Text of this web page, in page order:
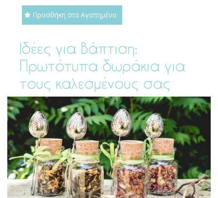
Προσθήκη στα Αγαπημένα
Ιδέες για Βάπτιση:
Πρωτότυπα δωράκια για
τους καλεσμένους σας